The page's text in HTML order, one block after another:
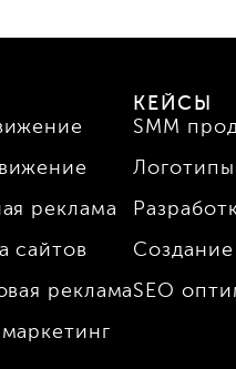
реклама
сайтов
реклама
КЕЙСЫ
SMM
Логотипы
SEO